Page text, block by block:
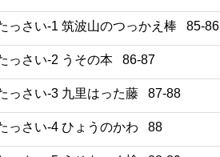
っさい-1 筑波山のつっかえ棒 85-86
っさい-2 うその本 86-87
っさい-3 九里はった藤 87-88
っさい-4 ひょうのかわ 88